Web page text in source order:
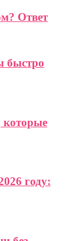
Ответ
быстро
которые
году: